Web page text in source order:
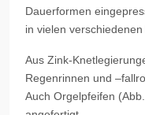
Dauerformen
in vielen
Aus Zink-
Regenrinnen und
Auch Orgelpfeifen